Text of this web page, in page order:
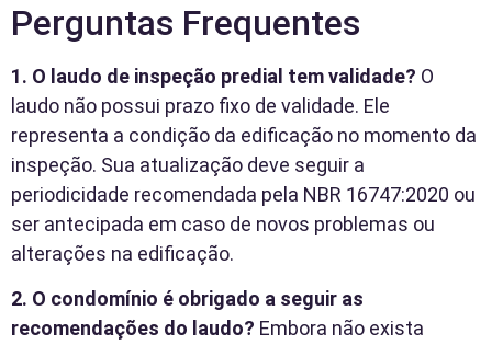
Perguntas Frequentes
1. O laudo de inspeção predial tem validade? O
laudo não possui prazo fixo de validade. Ele
representa a condição da edificação no momento da
inspeção. Sua atualização deve seguir a
periodicidade recomendada pela NBR 16747:2020 ou
ser antecipada em caso de novos problemas ou
alterações na edificação.
2. O condomínio é obrigado a seguir as
recomendações do laudo? Embora não exista